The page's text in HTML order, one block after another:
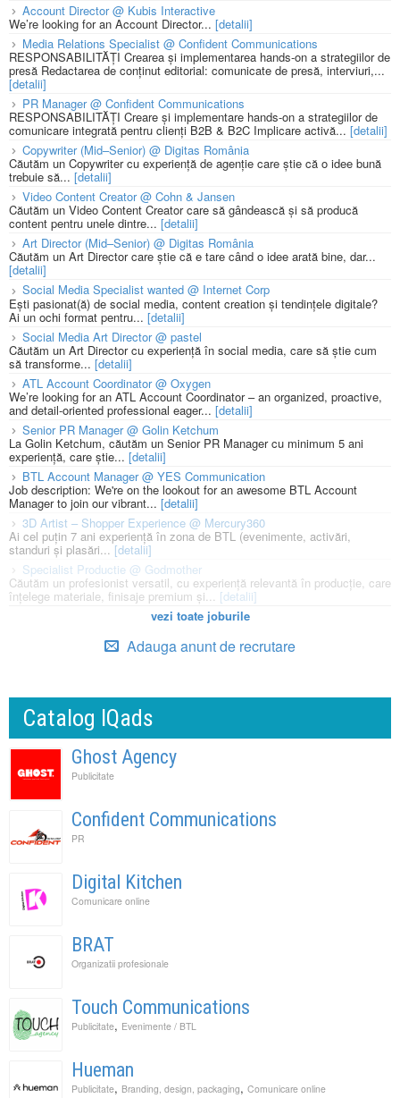
Account Director @ Kubis Interactive
We’re looking for an Account Director... [detalii]
Media Relations Specialist @ Confident Communications
RESPONSABILITĂȚI Crearea și implementarea hands-on a strategiilor de
presă Redactarea de conținut editorial: comunicate de presă, interviuri,...
[detalii]
PR Manager @ Confident Communications
RESPONSABILITĂȚI Creare și implementare hands-on a strategiilor de
comunicare integrată pentru clienți B2B & B2C Implicare activă... [detalii]
Copywriter (Mid–Senior) @ Digitas România
Căutăm un Copywriter cu experiență de agenție care știe că o idee bună
trebuie să... [detalii]
Video Content Creator @ Cohn & Jansen
Căutăm un Video Content Creator care să gândească și să producă
content pentru unele dintre... [detalii]
Art Director (Mid–Senior) @ Digitas România
Căutăm un Art Director care știe că e tare când o idee arată bine, dar...
[detalii]
Social Media Specialist wanted @ Internet Corp
Ești pasionat(ă) de social media, content creation și tendințele digitale?
Ai un ochi format pentru... [detalii]
Social Media Art Director @ pastel
Căutăm un Art Director cu experiență în social media, care să știe cum
să transforme... [detalii]
ATL Account Coordinator @ Oxygen
We’re looking for an ATL Account Coordinator – an organized, proactive,
and detail-oriented professional eager... [detalii]
Senior PR Manager @ Golin Ketchum
La Golin Ketchum, căutăm un Senior PR Manager cu minimum 5 ani
experiență, care știe... [detalii]
BTL Account Manager @ YES Communication
Job description: We're on the lookout for an awesome BTL Account
Manager to join our vibrant... [detalii]
3D Artist – Shopper Experience @ Mercury360
Ai cel puțin 7 ani experiență în zona de BTL (evenimente, activări,
standuri și plasări...[detalii]
Specialist Productie @ Godmother
Căutăm un profesionist versatil, cu experiență relevantă în producție, care
înțelege materiale, finisaje premium și... [detalii]
vezi toate joburile
Adauga anunt de recrutare
Catalog IQads
Ghost Agency
Publicitate
Confident Communications
PR
Digital Kitchen
Comunicare online
BRAT
Organizatii profesionale
Touch Communications
Publicitate, Evenimente / BTL
Hueman
Publicitate, Branding, design, packaging, Comunicare online